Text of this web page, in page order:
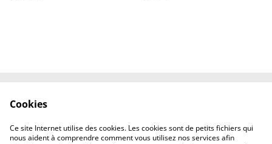
confidentialité
Cookies
Ce site Internet utilise des cookies. Les cookies sont de petits fichiers qui
nous aident à comprendre comment vous utilisez nos services afin